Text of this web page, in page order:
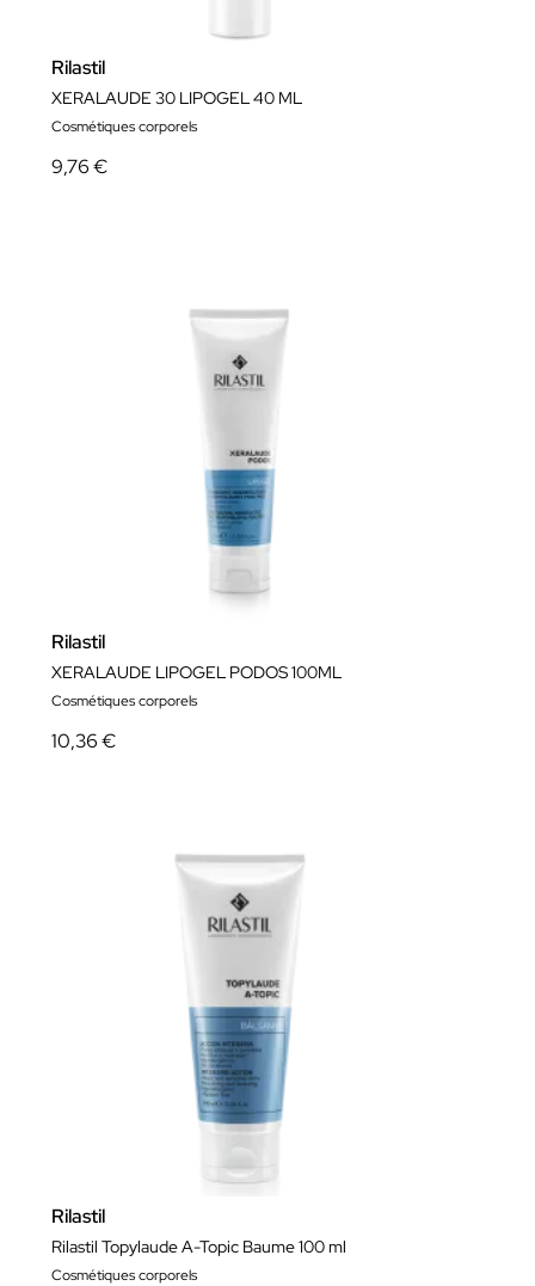
Rilastil
XERALAUDE 30 LIPOGEL 40 ML
Cosmétiques corporels
9,76 €
Rilastil
XERALAUDE LIPOGEL PODOS 100ML
Cosmétiques corporels
10,36 €
Rilastil
Rilastil Topylaude A-Topic Baume 100 ml
Cosmétiques corporels